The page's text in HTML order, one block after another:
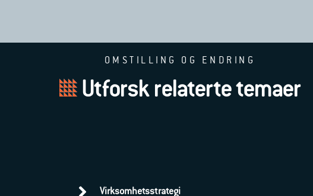
OMSTILLING OG ENDRING
Utforsk relaterte temaer
Virksomhetsstrategi